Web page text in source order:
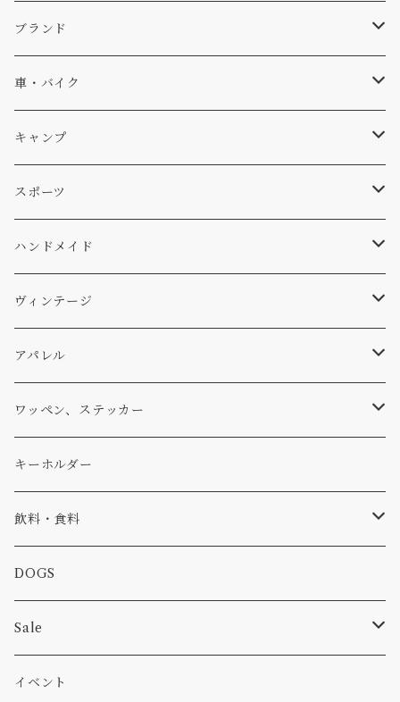
キャップ、ニット
ソックス
雑貨
ステッカー
バッグ
パンツ
パーカー・トレーナー
アウター
コラボ
食品
ブランド
Db
サーフ
スキー
A-Frame
DOGS
WEAR
Four My Self
Ten
アメリカ軍払い下げ
...mura
車・バイク
車外
マット、シート
エアフレッシュナー
小物
ヘルメット
キャンプ
ファニチャー
キッチン
スリーピング
小物
コーヒー
焚き火
スポーツ
サーフ
スキー
ハンドメイド
ステッカー
ワッペン
小物
ヴィンテージ
ワッペン
ステッカー
小物
バイク
カー
アパレル
Tシャツ
キャップ、ニット
バッグ
小物
パンツ
パーカー・トレーナー
ワッペン、ステッカー
ワッペン
ステッカー
ピン
キーホルダー
飲料・食料
コーヒー
食べ物
DOGS
Sale
カー
イベント